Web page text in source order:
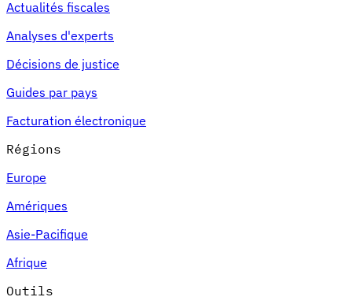
Actualités fiscales
Analyses d'experts
Décisions de justice
Guides par pays
Facturation électronique
Régions
Europe
Amériques
Asie-Pacifique
Afrique
Outils